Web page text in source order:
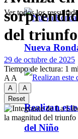
Nueva
Realizan
del Niño
Ver todos los
del
29 de octubre de 2025
Tiempo de lectura: 1
A A
A
A
Reset